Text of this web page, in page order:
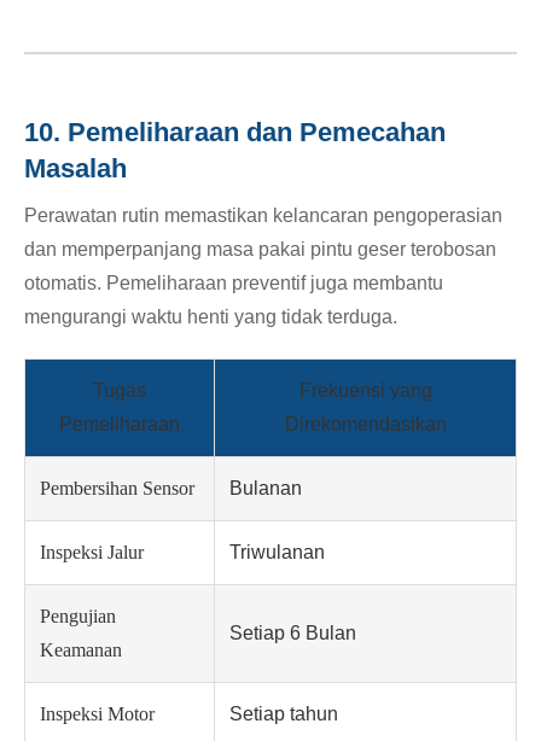
10. Pemeliharaan dan Pemecahan
Masalah
Perawatan rutin memastikan kelancaran pengoperasian
dan memperpanjang masa pakai pintu geser terobosan
otomatis. Pemeliharaan preventif juga membantu
mengurangi waktu henti yang tidak terduga.
Tugas
Pemeliharaan
Frekuensi yang
Direkomendasikan
Pembersihan Sensor Bulanan
Inspeksi Jalur Triwulanan
Pengujian
Keamanan
Setiap 6 Bulan
Inspeksi Motor Setiap tahun